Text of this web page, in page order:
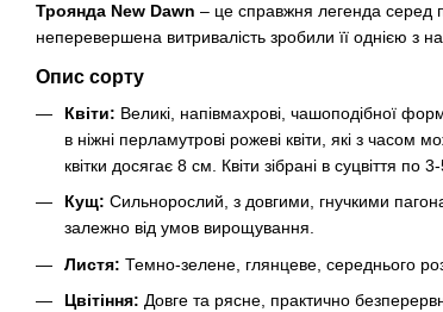
Троянда New Dawn – це справжня легенда серед
неперевершена витривалість зробили її однією з
Опис сорту
Квіти: Великі, напівмахрові, чашоподібної
в ніжні перламутрові рожеві квіти, які з часом
квітки досягає 8 см. Квіти зібрані в суцвіття по
Кущ: Сильнорослий, з довгими, гнучкими
залежно від умов вирощування.
Листя: Темно-зелене, глянцеве, середнього
Цвітіння: Довге та рясне, практично